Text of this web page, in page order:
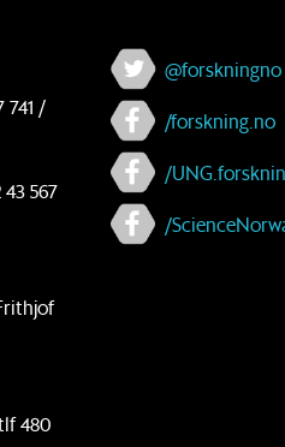
/
567
480
@forskningno
/forskning.no
/
/